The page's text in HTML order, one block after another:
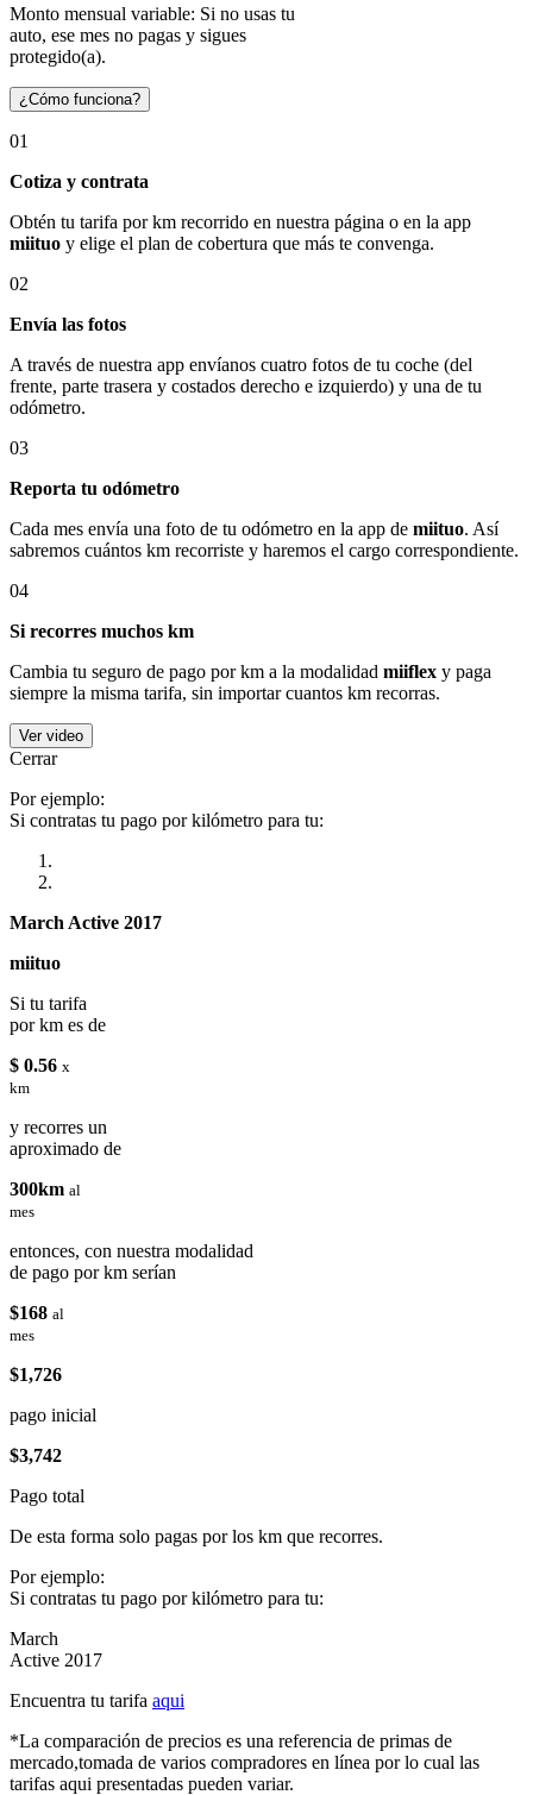
Monto mensual variable: Si no usas tu
auto, ese mes no pagas y sigues
protegido(a).
¿Cómo funciona?
01
Cotiza y contrata
Obtén tu tarifa por km recorrido en nuestra página o en la app
miituo y elige el plan de cobertura que más te convenga.
02
Envía las fotos
A través de nuestra app envíanos cuatro fotos de tu coche (del
frente, parte trasera y costados derecho e izquierdo) y una de tu
odómetro.
03
Reporta tu odómetro
Cada mes envía una foto de tu odómetro en la app de miituo. Así
sabremos cuántos km recorriste y haremos el cargo correspondiente.
04
Si recorres muchos km
Cambia tu seguro de pago por km a la modalidad miiflex y paga
siempre la misma tarifa, sin importar cuantos km recorras.
Ver video
Cerrar
Por ejemplo:
Si contratas tu pago por kilómetro para tu:
March Active 2017
miituo
Si tu tarifa
por km es de
$ 0.56 x
km
y recorres un
aproximado de
300km al
mes
entonces, con nuestra modalidad
de pago por km serían
$168 al
mes
$1,726
pago inicial
$3,742
Pago total
De esta forma solo pagas por los km que recorres.
Por ejemplo:
Si contratas tu pago por kilómetro para tu:
March
Active 2017
Encuentra tu tarifa aqui
*La comparación de precios es una referencia de primas de
mercado,tomada de varios compradores en línea por lo cual las
tarifas aqui presentadas pueden variar.